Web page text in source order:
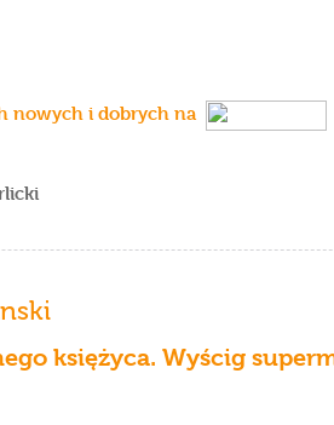
nowych i dobrych na
księżyca. Wyścig